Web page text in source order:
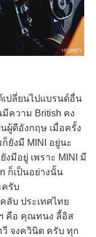
เปลี่ยนไปแบรนด์อื่น
ความ British คง
ผู้ดีอังกฤษ เมื่อครั้ง
ยังมี MINI อยู่นะ
งมีอยู่ เพราะ MINI มี
ก็เป็นอย่างนั้น
รับ
ลับ ประเทศไทย
คือ คุณทนง ลี้อิส
จงควินิต ครับ ทุก